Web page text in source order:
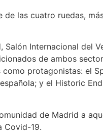
las cuatro ruedas,
Internacional del
de ambos
protagonistas: el
y el Historic
de Madrid a
Covid-19.